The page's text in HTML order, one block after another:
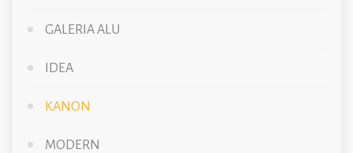
GALERIA ALU
IDEA
KANON
MODERN